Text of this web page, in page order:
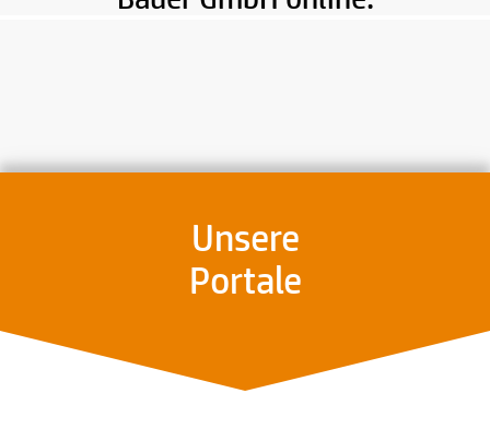
Unsere
Portale